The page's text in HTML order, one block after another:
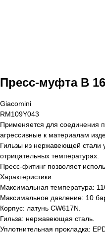
Пресс-муфта В
Giacomini
RM109Y043
Применяется для соединения
агрессивные к материалам
Гильзы из нержавеющей стали
отрицательных температурах.
Пресс-фитинг позволяет
Характеристики.
Максимальная температура:
Максимальное давление: 10
Корпус: латунь CW617N.
Гильза: нержавеющая сталь.
Уплотнительная прокладка: